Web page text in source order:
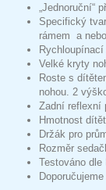
„Jednoruční“
Specifický
rámem a
Velké kryty
Roste s
nohou. 2
Zadní reflexní
Hmotnost
Držák pro
Rozměr
Testováno dle